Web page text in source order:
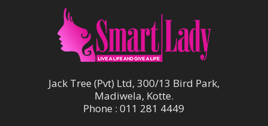
Jack Tree (Pvt) Ltd, 300/13 Bird Park,
Madiwela, Kotte.
Phone : 011 281 4449